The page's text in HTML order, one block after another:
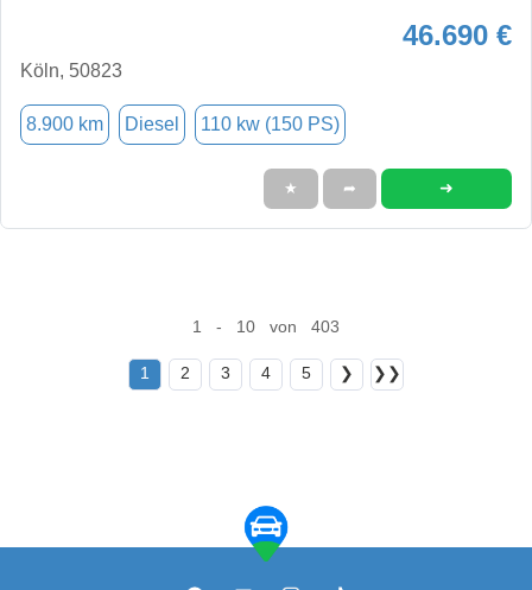
46.690 €
Köln, 50823
8.900 km Diesel 110 kw (150 PS)
★ ➦ ➜
1 - 10 von 403
1 2 3 4 5 ❯ ❯❯